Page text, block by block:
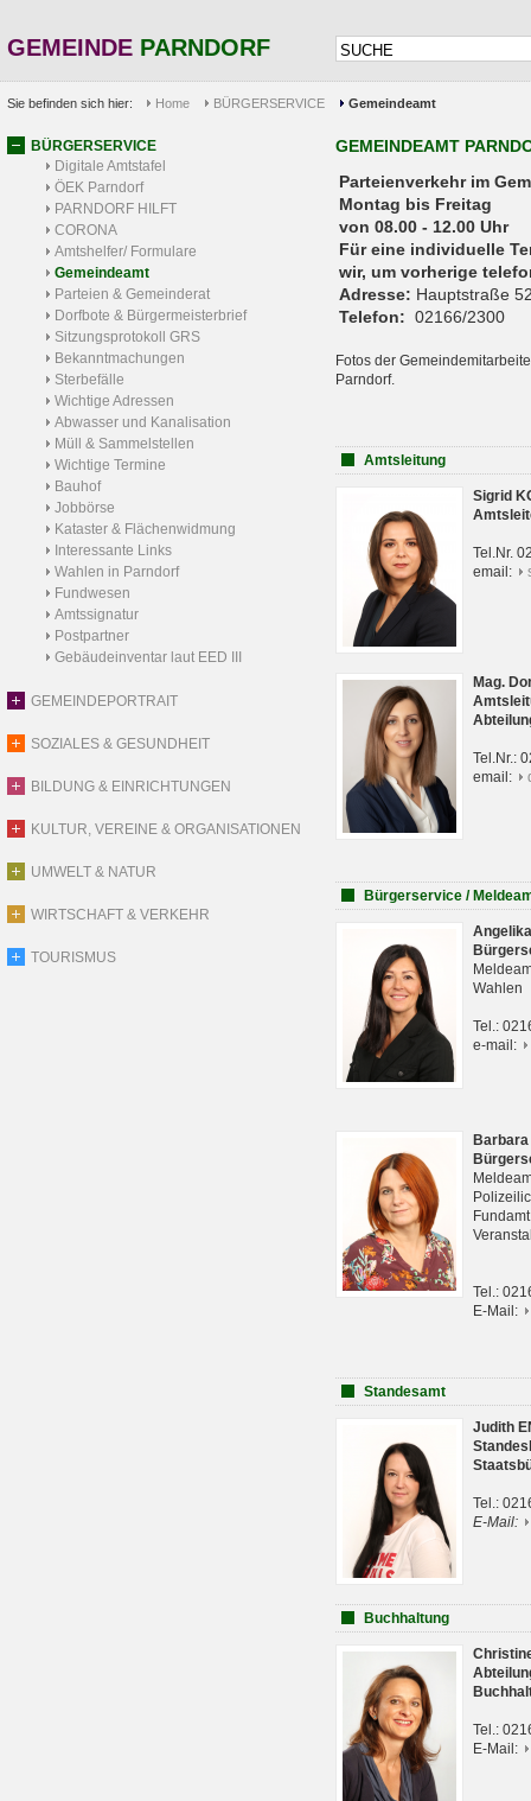
GEMEINDE PARNDORF
Sie befinden sich hier: Home BÜRGERSERVICE Gemeindeamt
BÜRGERSERVICE
Digitale Amtstafel
ÖEK Parndorf
PARNDORF HILFT
CORONA
Amtshelfer/ Formulare
Gemeindeamt
Parteien & Gemeinderat
Dorfbote & Bürgermeisterbrief
Sitzungsprotokoll GRS
Bekanntmachungen
Sterbefälle
Wichtige Adressen
Abwasser und Kanalisation
Müll & Sammelstellen
Wichtige Termine
Bauhof
Jobbörse
Kataster & Flächenwidmung
Interessante Links
Wahlen in Parndorf
Fundwesen
Amtssignatur
Postpartner
Gebäudeinventar laut EED III
GEMEINDEPORTRAIT
SOZIALES & GESUNDHEIT
BILDUNG & EINRICHTUNGEN
KULTUR, VEREINE & ORGANISATIONEN
UMWELT & NATUR
WIRTSCHAFT & VERKEHR
TOURISMUS
GEMEINDEAMT
Parteienverkehr
Montag bis Freitag
von 08.00 - 12.00 Uhr
Für eine individuelle
wir, um vorherige
Adresse: Hauptstraße
Telefon: 02166/2300
Fotos der
Parndorf.
Amtsleitung
Sigrid
Tel.Nr.
email:
Mag.
Tel.Nr.:
email:
Bürgerservice /
Wahlen
Tel.:
e-mail:
Tel.:
E-Mail:
Standesamt
Judith
Tel.:
E-Mail:
Buchhaltung
Tel.:
E-Mail: